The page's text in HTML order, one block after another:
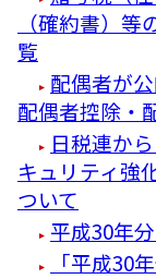
（確約書）
覧
配偶者が
配偶者控除・
日税連か
キュリティ強
ついて
平成30年
「平成